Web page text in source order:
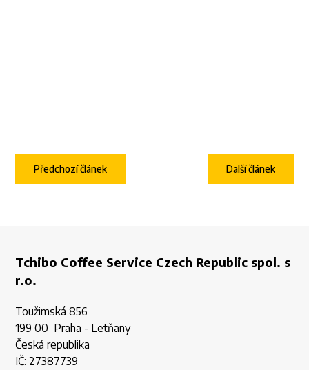
Další článek
Předchozí článek
Tchibo Coffee Service Czech Republic spol. s
r.o.
Toužimská 856
199 00 Praha - Letňany
Česká republika
IČ: 27387739